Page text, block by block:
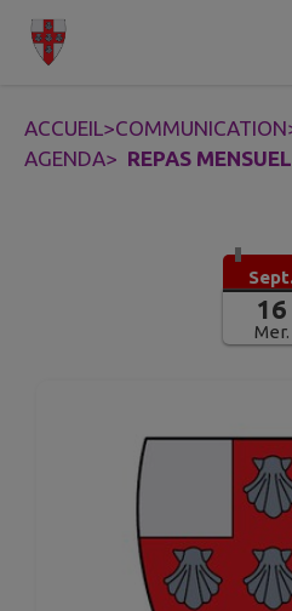
Contenu
ACCUEIL>COMMUNICATION
AGENDA> REPAS
16
Mer.